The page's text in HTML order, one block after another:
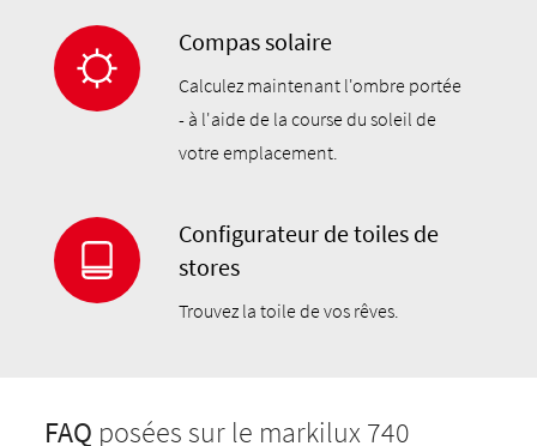
Compas solaire
Calculez maintenant l'ombre portée
- à l'aide de la course du soleil de
votre emplacement.
Configurateur de toiles de
stores
Trouvez la toile de vos rêves.
FAQ posées sur le markilux 740